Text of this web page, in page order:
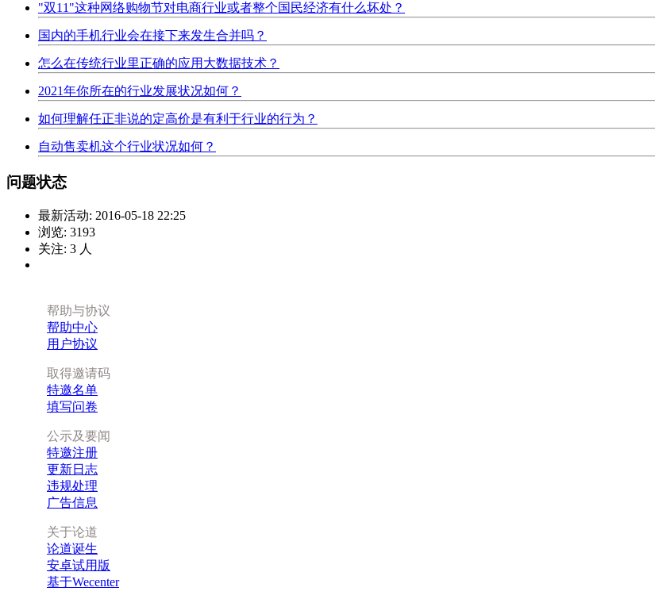
"双11"这种网络购物节对电商行业或者整个国民经济有什么坏处？
国内的手机行业会在接下来发生合并吗？
怎么在传统行业里正确的应用大数据技术？
2021年你所在的行业发展状况如何？
如何理解任正非说的定高价是有利于行业的行为？
自动售卖机这个行业状况如何？
问题状态
最新活动: 2016-05-18 22:25
浏览: 3193
关注: 3 人
帮助与协议
帮助中心
用户协议
取得邀请码
特邀名单
填写问卷
公示及要闻
特邀注册
更新日志
违规处理
广告信息
关于论道
论道诞生
安卓试用版
基于Wecenter